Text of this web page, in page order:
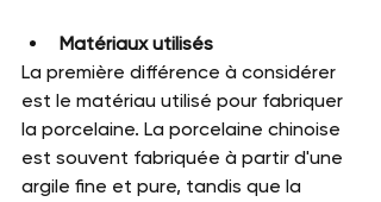
Matériaux utilisés
La première différence à considérer
est le matériau utilisé pour fabriquer
la porcelaine. La porcelaine chinoise
est souvent fabriquée à partir d'une
argile fine et pure, tandis que la